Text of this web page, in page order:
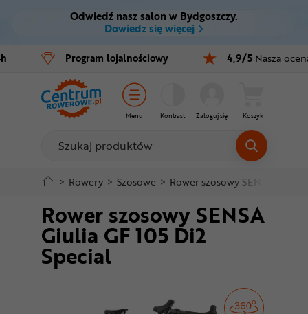
Ctrl M
Menu główne
Informacje o produkcie
Do koszyka
Szczegółowe informacje
Stopka
Mapa strony
Odwiedź nasz salon w Bydgoszczy.
Dowiedz się więcej
Program lojalnościowy 4,9/5 Nasza
Menu Kontrast Zaloguj się Koszyk
Rowery
E-bike
Części
Akcesoria
Odzież
Kaski
Buty
> Rowery > Szosowe > Rower szosowy SENSA Giulia
Rower szosowy SENSA
Giulia GF 105 Di2
Special